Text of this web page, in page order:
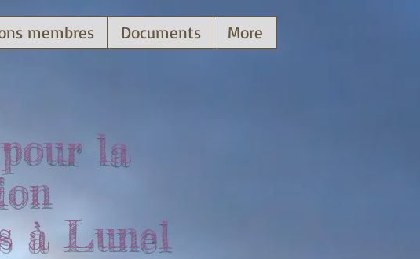
membres Documents More
la
à Lunel